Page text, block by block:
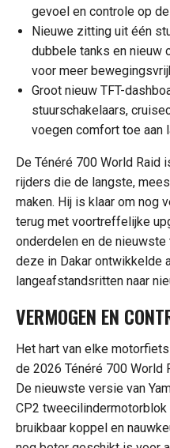
gevoel en controle op
Nieuwe zitting uit één
dubbele tanks en nieuw
voor meer
Groot nieuw TFT-
stuurschakelaars,
voegen comfort toe aan
De Ténéré 700 World Raid
rijders die de langste,
maken. Hij is klaar om nog
terug met voortreffelijke
onderdelen en de
deze in Dakar ontwikkelde
langeafstandsritten naar
VERMOGEN EN
Het hart van elke
de 2026 Ténéré 700 World
De nieuwste versie van
CP2
bruikbaar koppel en